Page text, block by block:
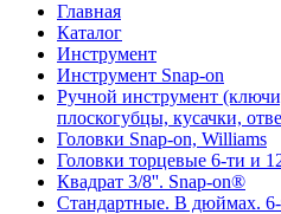
Главная
Каталог
Инструмент
Инструмент Snap-on
Ручной инструмент
плоскогубцы, кусачки,
Головки Snap-on, Williams
Головки торцевые 6-ти и
Квадрат 3/8''. Snap-on®
Стандартные. В дюймах.